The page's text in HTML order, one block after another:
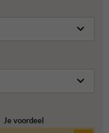
Je voordeel